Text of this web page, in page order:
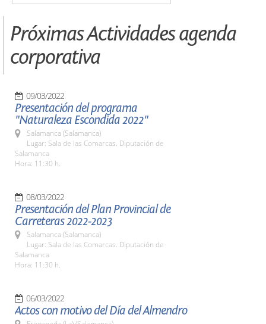
Próximas Actividades agenda
corporativa
09/03/2022
Presentación del programa
"Naturaleza Escondida 2022"
Salamanca (Salamanca)
Lugar: Sala de las Comarcas. Diputación de
Salamanca
Hora: 11:30 h.
08/03/2022
Presentación del Plan Provincial de
Carreteras 2022-2023
Salamanca (Salamanca)
Lugar: Sala de las Comarcas. Diputación de
Salamanca
Hora: 11:30 h.
06/03/2022
Actos con motivo del Día del Almendro